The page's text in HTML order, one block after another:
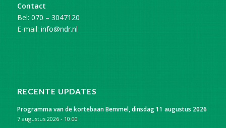
Contact
Bel: 070 – 3047120
E-mail: info@ndr.nl
RECENTE UPDATES
Programma van de kortebaan Bemmel, dinsdag 11 augustus 2026
7 augustus 2026 - 10:00